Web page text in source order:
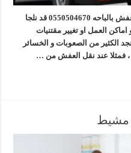
0550504670 l خصم 35% شركة نقل عفش بالباحه 0550504670 قد نلجا
العمل او تغيير مقتنيات
الكثير من الصعوبات و الخسائر
، فمثلا عند نقل العفش من …
مشيط